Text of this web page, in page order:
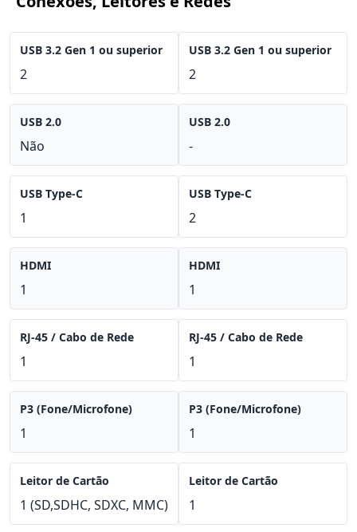
USB 3.2 Gen 1 ou superior
2
USB 2.0
Não
USB Type-C
1
HDMI
1
RJ-45 / Cabo de Rede
1
P3 (Fone/Microfone)
1
Leitor de Cartão
1 (SD,SDHC, SDXC, MMC)
USB 3.2 Gen 1 ou superior
2
USB 2.0
-
USB Type-C
2
HDMI
1
RJ-45 / Cabo de Rede
1
P3 (Fone/Microfone)
1
Leitor de Cartão
1